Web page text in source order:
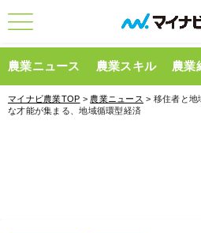
農業ニュース 農業スキル 農業
マイナビ農業TOP > 農業ニュース > 移住者と
な才能が集まる、地域循環型経済